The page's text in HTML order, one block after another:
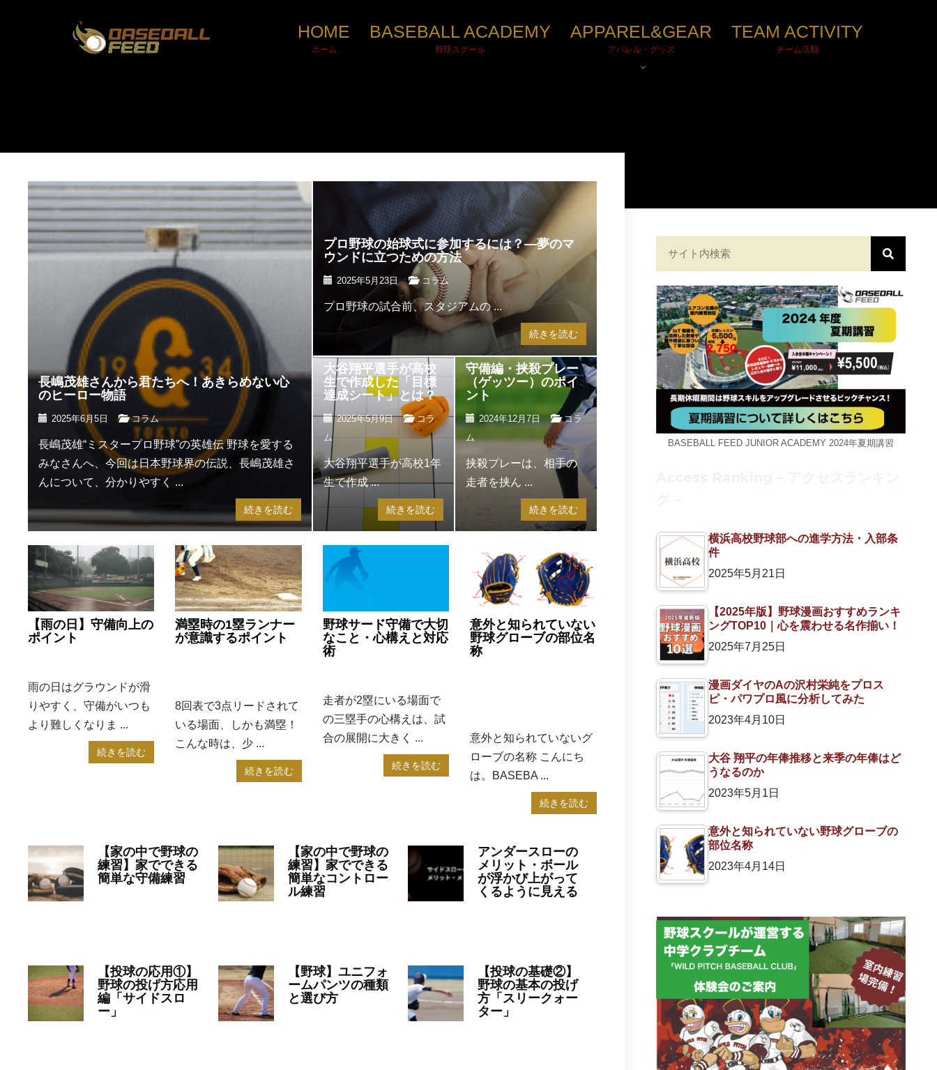
ス
HOME
ホーム
BASEBALL ACADEMY
野球スクール
APPAREL&GEAR
アパレル・グッズ
TEAM ACTIVITY
チーム活動
長嶋茂雄さんから君たちへ！あきらめない心
のヒーロー物語
2025年6月5日 コラム
長嶋茂雄“ミスタープロ野球”の英雄伝 野球を愛する
みなさんへ、今回は日本野球界の伝説、長嶋茂雄さ
んについて、分かりやすく ...
続きを読む
プロ野球の始球式に参加するには？―夢のマ
ウンドに立つための方法
2025年5月23日 コラム
プロ野球の試合前、スタジアムの ...
続きを読む
大谷翔平選手が高校
生で作成した「目標
達成シート」とは？
2025年5月9日
コラ
ム
大谷翔平選手が高校1年
生で作成 ...
続きを読む
守備編・挟殺プレー
（ゲッツー）のポイ
ント
2024年12月7日
コラ
ム
挟殺プレーは、相手の
走者を挟ん ...
続きを読む
【雨の日】守備向上の
ポイント
雨の日はグラウンドが滑
りやすく、守備がいつも
より難しくなりま ...
続きを読む
満塁時の1塁ランナー
が意識するポイント
8回表で3点リードされて
いる場面、しかも満塁！
こんな時は、少 ...
続きを読む
野球サード守備で大切
なこと・心構えと対応
術
走者が2塁にいる場面で
の三塁手の心構えは、試
合の展開に大きく ...
続きを読む
意外と知られていない
野球グローブの部位名
称
意外と知られていないグ
ローブの名称 こんにち
は。BASEBA ...
続きを読む
【家の中で野球の
練習】家でできる
簡単な守備練習
【家の中で野球の
練習】家でできる
簡単なコントロー
ル練習
アンダースローの
メリット・ボール
が浮かび上がって
くるように見える
【投球の応用①】
野球の投げ方応用
編「サイドスロ
ー」
【野球】ユニフォ
ームパンツの種類
と選び方
【投球の基礎②】
野球の基本の投げ
方「スリークォー
ター」
BASEBALL FEED JUNIOR ACADEMY 2024年夏期講習
横浜高校野球部への進学方法・入部条
件
2025年5月21日
【2025年版】野球漫画おすすめランキ
ングTOP10｜心を震わせる名作揃い！
2025年7月25日
漫画ダイヤのAの沢村栄純をプロス
ピ・パワプロ風に分析してみた
2023年4月10日
大谷 翔平の年俸推移と来季の年俸はど
うなるのか
2023年5月1日
意外と知られていない野球グローブの
部位名称
2023年4月14日